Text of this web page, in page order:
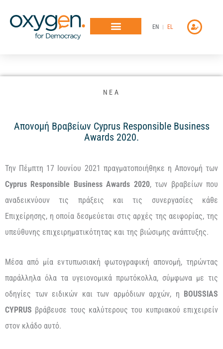
στο
περιεχόμενο
EN EL
ΝΕΑ
Απονομή Βραβείων Cyprus Responsible Business
Awards 2020.
Την Πέμπτη 17 Ιουνίου 2021 πραγματοποιήθηκε η Απονομή των
Cyprus Responsible BusinessAwards 2020, των βραβείων που
αναδεικνύουν τις πράξεις και τις συνεργασίες κάθε
Επιχείρησης, η οποία δεσμεύεται στις αρχές της αειφορίας, της
υπεύθυνης επιχειρηματικότητας και της βιώσιμης ανάπτυξης.
Μέσα από μία εντυπωσιακή φωτογραφική απονομή, τηρώντας
παράλληλα όλα τα υγειονομικά πρωτόκολλα, σύμφωνα με τις
οδηγίες των ειδικών και των αρμόδιων αρχών, η BOUSSIAS
CYPRUS βράβευσε τους καλύτερους του κυπριακού επιχειρείν
στον κλάδο αυτό.